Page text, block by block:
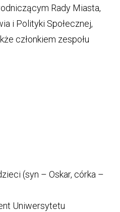
Rady Miasta,
i Polityki Społecznej,
członkiem zespołu
(syn – Oskar, córka –
Uniwersytetu